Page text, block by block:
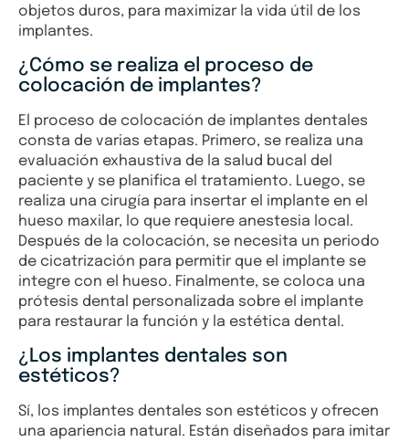
objetos duros, para maximizar la vida útil de los
implantes.
¿Cómo se realiza el proceso de
colocación de implantes?
El proceso de colocación de implantes dentales
consta de varias etapas. Primero, se realiza una
evaluación exhaustiva de la salud bucal del
paciente y se planifica el tratamiento. Luego, se
realiza una cirugía para insertar el implante en el
hueso maxilar, lo que requiere anestesia local.
Después de la colocación, se necesita un periodo
de cicatrización para permitir que el implante se
integre con el hueso. Finalmente, se coloca una
prótesis dental personalizada sobre el implante
para restaurar la función y la estética dental.
¿Los implantes dentales son
estéticos?
Sí, los implantes dentales son estéticos y ofrecen
una apariencia natural. Están diseñados para imitar